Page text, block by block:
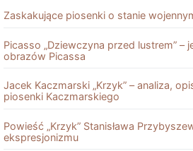
Zaskakujące piosenki o stanie
Picasso „Dziewczyna przed lustrem” –
obrazów Picassa
Jacek Kaczmarski „Krzyk” – analiza,
piosenki Kaczmarskiego
Powieść „Krzyk” Stanisława
ekspresjonizmu